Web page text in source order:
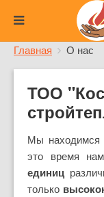
Главная О нас
ТОО
Мы находимся
это время
единиц
только